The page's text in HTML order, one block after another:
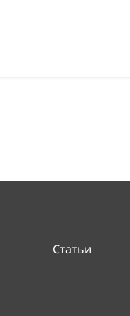
Статьи